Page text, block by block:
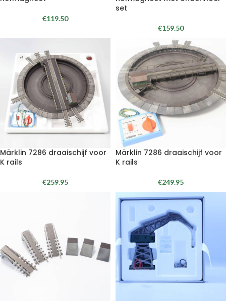
€119.50
set
€159.50
Märklin 7286 draaischijf voor
K rails
€259.95
Märklin 7286 draaischijf voor
K rails
€249.95